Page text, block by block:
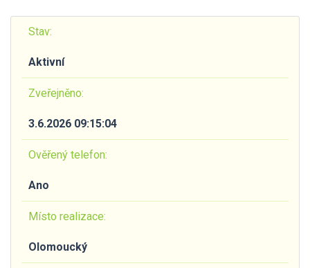
Stav:
Aktivní
Zveřejněno:
3.6.2026 09:15:04
Ověřený telefon:
Ano
Místo realizace:
Olomoucký